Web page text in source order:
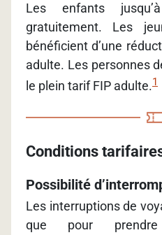
Les enfants
gratuitement. Les
bénéficient d’une
adulte. Les personnes
le plein tarif FIP adulte.1
Conditions
Possibilité
Les interruptions de
que pour